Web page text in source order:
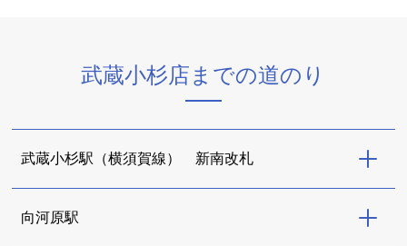
武蔵小杉店までの道のり
武蔵小杉駅（横須賀線） 新南改札
向河原駅